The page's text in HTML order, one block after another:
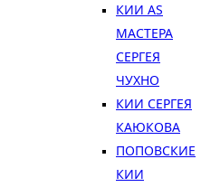
КИИ AS
МАСТЕРА
СЕРГЕЯ
ЧУХНО
КИИ СЕРГЕЯ
КАЮКОВА
ПОПОВСКИЕ
КИИ